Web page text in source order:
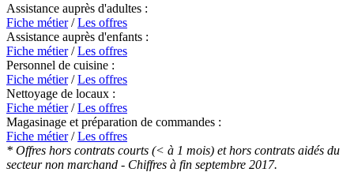
Assistance auprès d'adultes :
Fiche métier/Les offres
Assistance auprès d'enfants :
Fiche métier/Les offres
Personnel de cuisine :
Fiche métier/Les offres
Nettoyage de locaux :
Fiche métier/Les offres
Magasinage et préparation de commandes :
Fiche métier/Les offres
* Offres hors contrats courts (< à 1 mois) et hors contrats aidés du
secteur non marchand - Chiffres à fin septembre 2017.